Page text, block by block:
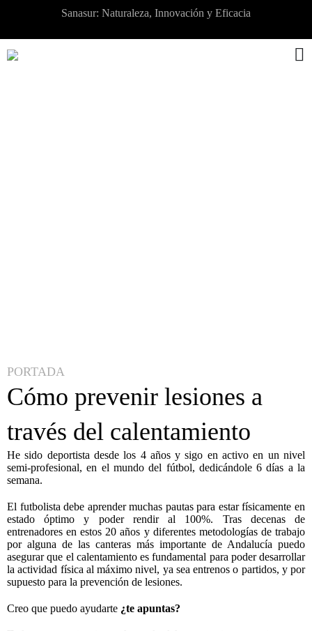
Sanasur: Naturaleza, Innovación y Eficacia
PORTADA
Cómo prevenir lesiones a
través del calentamiento
He sido deportista desde los 4 años y sigo en activo en un nivel
semi-profesional, en el mundo del fútbol, dedicándole 6 días a la
semana.
El futbolista debe aprender muchas pautas para estar físicamente en
estado óptimo y poder rendir al 100%. Tras decenas de
entrenadores en estos 20 años y diferentes metodologías de trabajo
por alguna de las canteras más importante de Andalucía puedo
asegurar que el calentamiento es fundamental para poder desarrollar
la actividad física al máximo nivel, ya sea entrenos o partidos, y por
supuesto para la prevención de lesiones.
Creo que puedo ayudarte ¿te apuntas?